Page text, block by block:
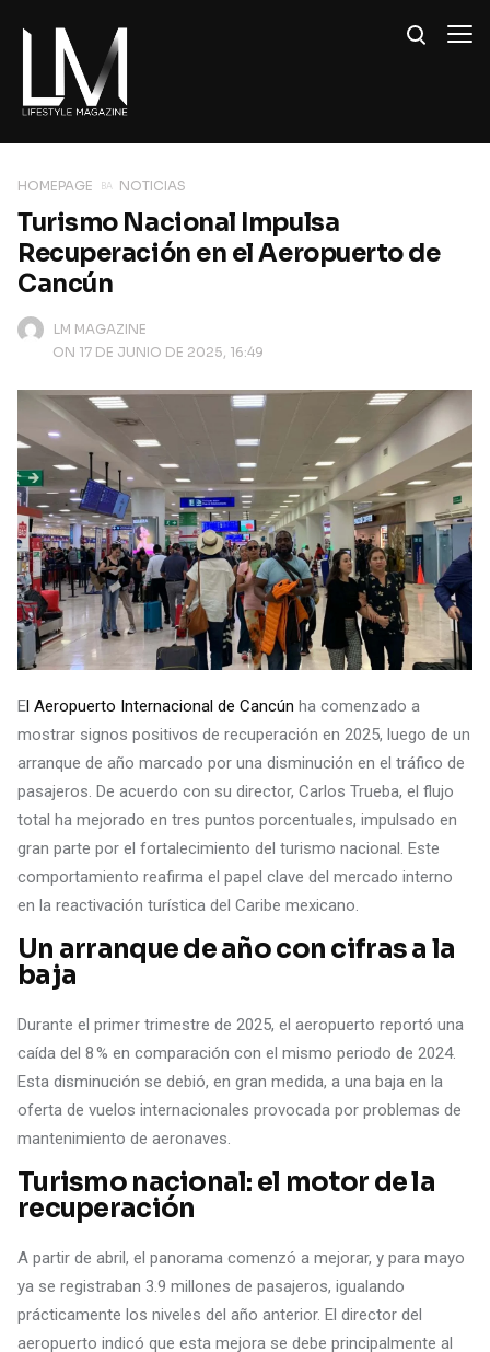
HOMEPAGE NOTICIAS
LM MAGAZINE
ON 17 DE JUNIO DE 2025, 16:49
Turismo Nacional Impulsa
Recuperación en el Aeropuerto de
Cancún
El Aeropuerto Internacional de Cancún ha comenzado a
mostrar signos positivos de recuperación en 2025, luego de un
arranque de año marcado por una disminución en el tráfico de
pasajeros. De acuerdo con su director, Carlos Trueba, el flujo
total ha mejorado en tres puntos porcentuales, impulsado en
gran parte por el fortalecimiento del turismo nacional. Este
comportamiento reafirma el papel clave del mercado interno
en la reactivación turística del Caribe mexicano.
Un arranque de año con cifras a la
baja
Durante el primer trimestre de 2025, el aeropuerto reportó una
caída del 8 % en comparación con el mismo periodo de 2024.
Esta disminución se debió, en gran medida, a una baja en la
oferta de vuelos internacionales provocada por problemas de
mantenimiento de aeronaves.
Turismo nacional: el motor de la
recuperación
A partir de abril, el panorama comenzó a mejorar, y para mayo
ya se registraban 3.9 millones de pasajeros, igualando
prácticamente los niveles del año anterior. El director del
aeropuerto indicó que esta mejora se debe principalmente al